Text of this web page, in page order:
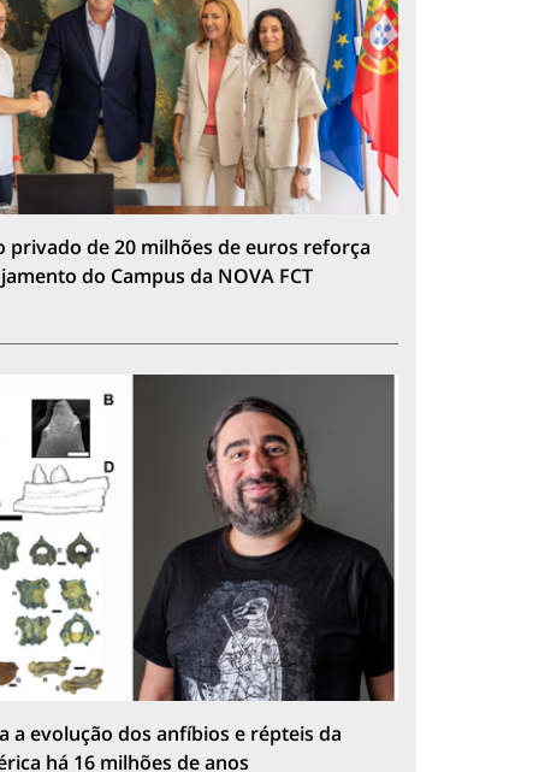
privado de 20 milhões de euros reforça
do Campus da NOVA FCT
a evolução dos anfíbios e répteis da
há 16 milhões de anos